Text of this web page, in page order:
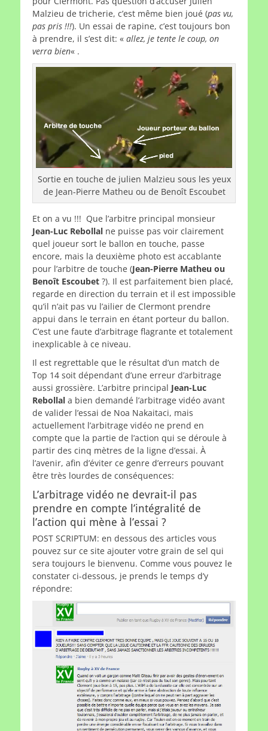
Malzieu de tricherie, c’est même bien joué (pas vu,
pas pris !!!). Un essai de rapine, c’est toujours bon
à prendre, il s’est dit: « allez, je tente le coup, on
verra bien« .
Sortie en touche de julien Malzieu sous les yeux
de Jean-Pierre Matheu ou de Benoît Escoubet
Et on a vu !!! Que l’arbitre principal monsieur
Jean-Luc Rebollal ne puisse pas voir clairement
quel joueur sort le ballon en touche, passe
encore, mais la deuxième photo est accablante
pour l’arbitre de touche (Jean-Pierre Matheu ou
Benoît Escoubet ?). Il est parfaitement bien placé,
regarde en direction du terrain et il est impossible
qu’il n’ait pas vu l’ailier de Clermont prendre
appui dans le terrain en étant porteur du ballon.
C’est une faute d’arbitrage flagrante et totalement
inexplicable à ce niveau.
Il est regrettable que le résultat d’un match de
Top 14 soit dépendant d’une erreur d’arbitrage
aussi grossière. L’arbitre principal Jean-Luc
Rebollal a bien demandé l’arbitrage vidéo avant
de valider l’essai de Noa Nakaitaci, mais
actuellement l’arbitrage vidéo ne prend en
compte que la partie de l’action qui se déroule à
partir des cinq mètres de la ligne d’essai. À
l’avenir, afin d’éviter ce genre d’erreurs pouvant
être très lourdes de conséquences:
L’arbitrage vidéo ne devrait-il pas
prendre en compte l’intégralité de
l’action qui mène à l’essai ?
POST SCRIPTUM: en dessous des articles vous
pouvez sur ce site ajouter votre grain de sel qui
sera toujours le bienvenu. Comme vous pouvez le
constater ci-dessous, je prends le temps d’y
répondre: